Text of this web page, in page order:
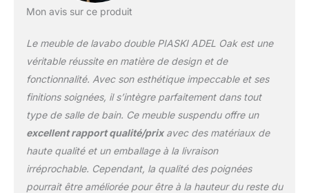
n'importe quel intérieur.
Le meuble est composé
de 2 meubles de 60 cm
reliés par un plan de
travail de 120 cm. Les
lavabos de pose ne sont
pas inclus.
Mon avis sur ce produit
Le meuble de lavabo double PIASKI ADEL Oak est une
véritable réussite en matière de design et de
fonctionnalité. Avec son esthétique impeccable et ses
finitions soignées, il s’intègre parfaitement dans tout
type de salle de bain. Ce meuble suspendu offre un
excellent rapport qualité/prixavec des matériaux de
haute qualité et un emballage à la livraison
irréprochable. Cependant, la qualité des poignées
pourrait être améliorée pour être à la hauteur du reste du